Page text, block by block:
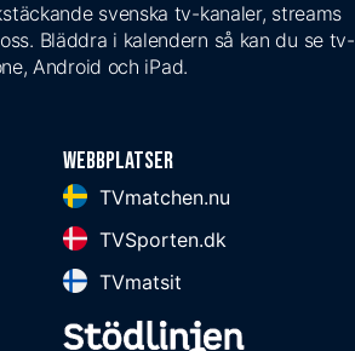
svenska tv-kanaler, streams
Bläddra i kalendern så kan du se tv-
Android och iPad.
Webbplatser
TVmatchen.nu
TVSporten.dk
TVmatsit